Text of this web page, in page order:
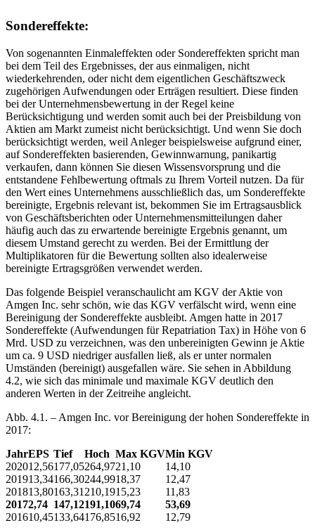
Sondereffekte:
Von sogenannten Einmaleffekten oder Sondereffekten spricht man
bei dem Teil des Ergebnisses, der aus einmaligen, nicht
wiederkehrenden, oder nicht dem eigentlichen Geschäftszweck
zugehörigen Aufwendungen oder Erträgen resultiert. Diese finden
bei der Unternehmensbewertung in der Regel keine
Berücksichtigung und werden somit auch bei der Preisbildung von
Aktien am Markt zumeist nicht berücksichtigt. Und wenn Sie doch
berücksichtigt werden, weil Anleger beispielsweise aufgrund einer,
auf Sondereffekten basierenden, Gewinnwarnung, panikartig
verkaufen, dann können Sie diesen Wissensvorsprung und die
entstandene Fehlbewertung oftmals zu Ihrem Vorteil nutzen. Da für
den Wert eines Unternehmens ausschließlich das, um Sondereffekte
bereinigte, Ergebnis relevant ist, bekommen Sie im Ertragsausblick
von Geschäftsberichten oder Unternehmensmitteilungen daher
häufig auch das zu erwartende bereinigte Ergebnis genannt, um
diesem Umstand gerecht zu werden. Bei der Ermittlung der
Multiplikatoren für die Bewertung sollten also idealerweise
bereinigte Ertragsgrößen verwendet werden.
Das folgende Beispiel veranschaulicht am KGV der Aktie von
Amgen Inc. sehr schön, wie das KGV verfälscht wird, wenn eine
Bereinigung der Sondereffekte ausbleibt. Amgen hatte in 2017
Sondereffekte (Aufwendungen für Repatriation Tax) in Höhe von 6
Mrd. USD zu verzeichnen, was den unbereinigten Gewinn je Aktie
um ca. 9 USD niedriger ausfallen ließ, als er unter normalen
Umständen (bereinigt) ausgefallen wäre. Sie sehen in Abbildung
4.2, wie sich das minimale und maximale KGV deutlich den
anderen Werten in der Zeitreihe angleicht.
Abb. 4.1. – Amgen Inc. vor Bereinigung der hohen Sondereffekte in
2017:
JahrEPS Tief Hoch Max KGVMin KGV
202012,56177,05264,9721,10
14,10
201913,34166,30244,9918,37
12,47
201813,80163,31 210,1915,23
11,83
20172,74 147,12191,1069,74
53,69
201610,45133,64176,8516,92
12,79